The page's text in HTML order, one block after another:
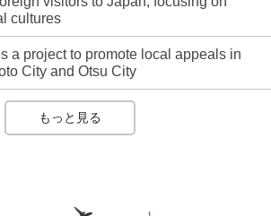
cultures
a project to promote local appeals in
City and Otsu City
もっと見る